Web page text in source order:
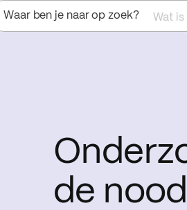
Waar ben je naar op zoek? Wat is
de